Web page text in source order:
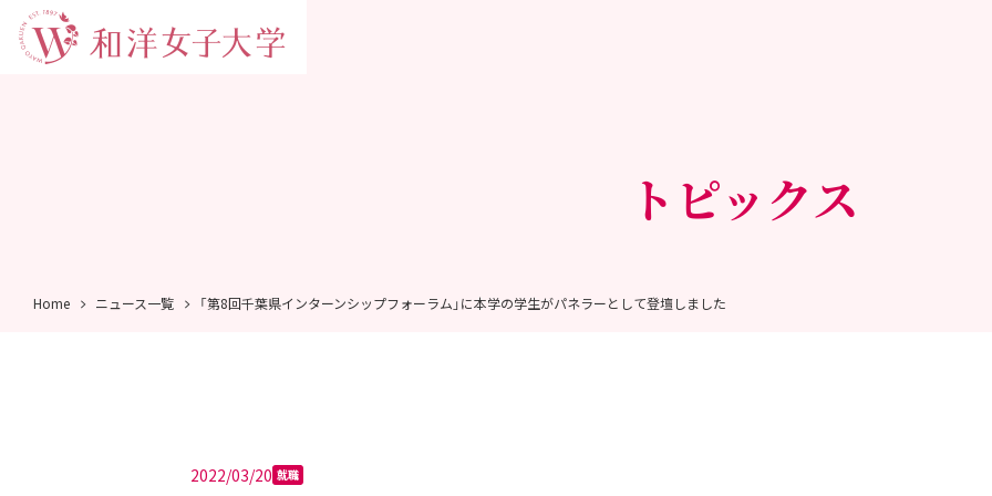
トピックス
Home ニュース一覧 「第8回千葉県インターンシップフォーラム」に本学の学生がパネラーとして登壇しました
2022/03/20 就職